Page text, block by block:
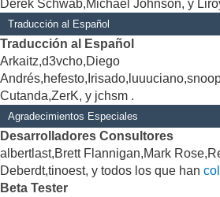
Derek Schwab,Michael Johnson, y
Traducción al Español
Traducción al Español
Arkaitz,d3vcho,Diego
Cutanda,ZerK, y jchsm .
Agradecimientos Especiales
Desarrolladores Consultores
albertlast,Brett Flannigan,Mark
Deberdt,tinoest, y todos los que han
Beta Tester